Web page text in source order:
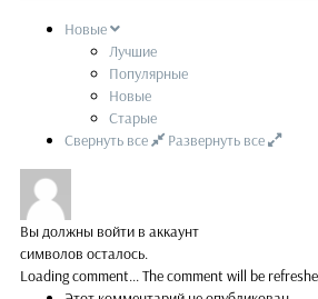
Новые
Лучшие
Популярные
Новые
Старые
Свернуть все
Развернуть все
Вы должны войти в аккаунт
символов осталось.
Loading comment...The comment will be